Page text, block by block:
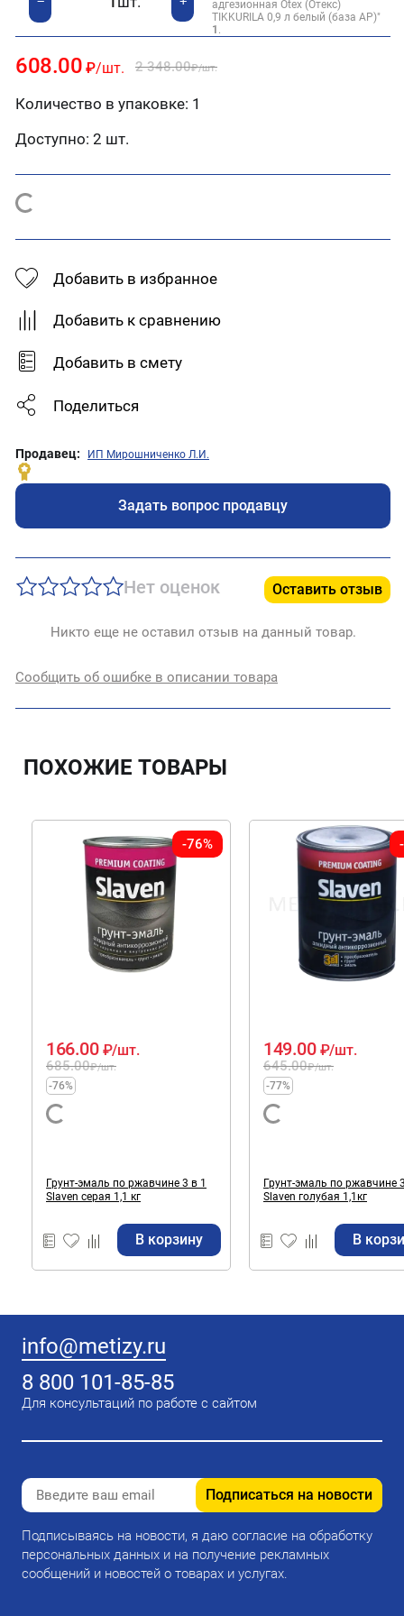
Оцинкованная сталь
Тип товара: Грунт-эмаль Цвет: Белый
адгезионная Otex (Отекс)
TIKKURILA 0,9 л белый (база АР)"
1 .
608.00 ₽/шт. 2 348.00₽/шт.
Количество в упаковке: 1
Доступно: 2 шт.
Добавить в избранное
Добавить к сравнению
Добавить в смету
Поделиться
Продавец: ИП Мирошниченко Л.И.
Задать вопрос продавцу
Нет оценок Оставить отзыв
Никто еще не оставил отзыв на данный товар.
Сообщить об ошибке в описании товара
ПОХОЖИЕ ТОВАРЫ
-76%
685.00₽/шт.
166.00 ₽/шт.
-76%
Грунт-эмаль по ржавчине 3 в 1
Slaven серая 1,1 кг
В корзину
645.00₽/шт.
149.00 ₽/шт.
-77%
Грунт-эмаль по ржавчине
Slaven голубая 1,1кг
В
info@metizy.ru
8 800 101-85-85
Для консультаций по работе с сайтом
Подписаться на новости
Подписываясь на новости, я даю согласие на обработку
персональных данных и на получение рекламных
сообщений и новостей о товарах и услугах.